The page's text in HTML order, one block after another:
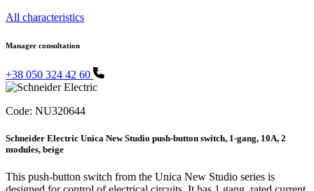
All characteristics
Manager consultation
+38 050 324 42 60
Code: NU320644
Schneider Electric Unica New Studio push-button switch, 1-gang, 10A, 2
modules, beige
This push-button switch from the Unica New Studio series is